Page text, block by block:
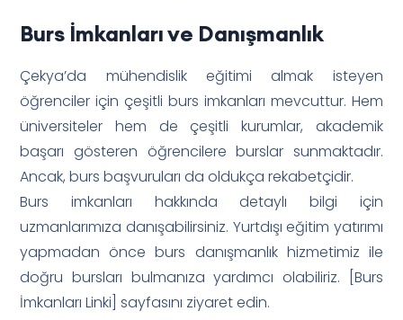
Burs İmkanları ve Danışmanlık
Çekya’da mühendislik eğitimi almak isteyen
öğrenciler için çeşitli burs imkanları mevcuttur. Hem
üniversiteler hem de çeşitli kurumlar, akademik
başarı gösteren öğrencilere burslar sunmaktadır.
Ancak, burs başvuruları da oldukça rekabetçidir.
Burs imkanları hakkında detaylı bilgi için
uzmanlarımıza danışabilirsiniz. Yurtdışı eğitim yatırımı
yapmadan önce burs danışmanlık hizmetimiz ile
doğru bursları bulmanıza yardımcı olabiliriz. [Burs
İmkanları Linki] sayfasını ziyaret edin.